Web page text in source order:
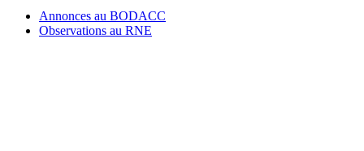
Annonces au BODACC
Observations au RNE